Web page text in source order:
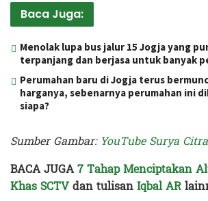
Baca Juga:
Menolak lupa bus jalur 15 Jogja yang
terpanjang dan berjasa untuk banyak
Perumahan baru di Jogja terus
harganya, sebenarnya perumahan ini
siapa?
Sumber Gambar: YouTube Surya
BACA JUGA7 Tahap Menciptakan
Khas SCTVdantulisanIqbal AR